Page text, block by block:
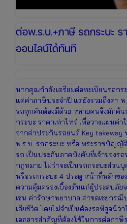
ต่อพ.ร.บ.+ภาษี รถกระบะ ร
ออนไลน์ได้ทันที
หากคุณกำลังเตรียมต่อทะเบียนรถกร
แค่ค่าภาษีประจำปี แต่ยังรวมถึงค่า
รถทุกคันต้องมีด้วย หลายคนจึงมักค้น
กระบะ ราคาเท่าไหร่ เพื่อวางแผนค่
จากค่าประกันรถยนต์ Key takeway
พ.ร.บ. รถกระบะ หรือ พระราชบัญญั
รถ เป็นประกันภาคบังคับที่เจ้าของร
กฎหมาย ไม่ว่าจะเป็นรถกระบะส่วน
หรือรถกระบะ 4 ประตู หน้าที่หลักขอ
ความคุ้มครองเบื้องต้นแก่ผู้ประสบภัย
เช่น ค่ารักษาพยาบาล ค่าชดเชยกร
เสียชีวิต โดยไม่จำเป็นต้องรอพิสูจน์ว่
เอกสารสำคัญที่ต้องใช้ในการต่อภา